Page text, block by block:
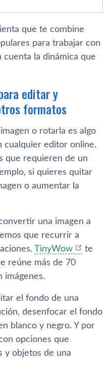
que te combine
para trabajar con
cuenta la dinámica que
editar y
formatos
o rotarla es algo
cualquier editor online.
que requieren de un
si quieres quitar
o aumentar la
una imagen a
que recurrir a
TinyWow
te
reúne más de 70
imágenes.
el fondo de una
desenfocar el fondo
blanco y negro. Y por
opciones que
y objetos de una